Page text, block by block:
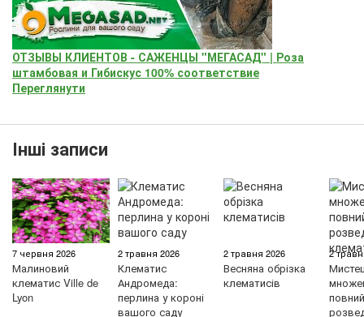
ОТЗЫВЫ КЛИЕНТОВ - САЖЕНЦЫ "МЕГАСАД" | Роза
штамбовая и Гибискус 100% соответствие
Переглянути
Інші записи
7 червня 2026
Малиновий
клематис Ville de
Lyon
2 травня 2026
Клематис
Андромеда:
перлина у короні
вашого саду
2 травня 2026
Весняна обрізка
клематисів
2
повний